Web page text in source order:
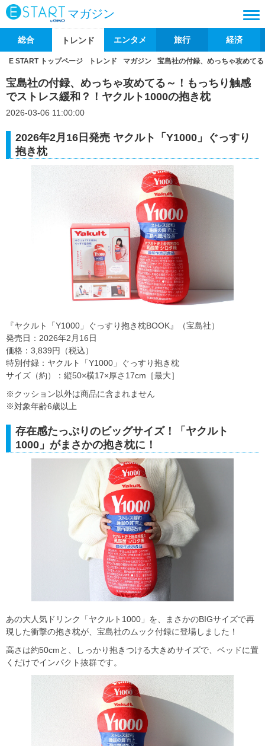
マガジン
総合 トレンド エンタメ 旅行 経済
E START トップページ トレンド マガジン 宝島社の付録、めっちゃ攻めて
宝島社の付録、めっちゃ攻めてる～！もっちり触感
でストレス緩和？！ヤクルト1000の抱き枕
2026-03-06 11:00:00
2026年2月16日発売 ヤクルト「Y1000」ぐっすり
抱き枕
『ヤクルト「Y1000」ぐっすり抱き枕BOOK』（宝島社）
発売日：2026年2月16日
価格：3,839円（税込）
特別付録：ヤクルト「Y1000」ぐっすり抱き枕
サイズ（約）：縦50×横17×厚さ17cm［最大］
※クッション以外は商品に含まれません
※対象年齢6歳以上
存在感たっぷりのビッグサイズ！「ヤクルト
1000」がまさかの抱き枕に！
あの大人気ドリンク「ヤクルト1000」を、まさかのBIGサイズで再
現した衝撃の抱き枕が、宝島社のムック付録に登場しました！
高さは約50cmと、しっかり抱きつける大きめサイズで、ベッドに置
くだけでインパクト抜群です。